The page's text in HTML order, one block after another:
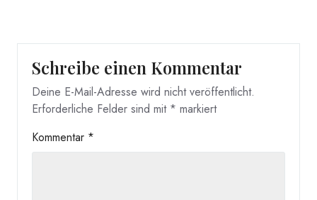
Schreibe einen Kommentar
Deine E-Mail-Adresse wird nicht veröffentlicht.
Erforderliche Felder sind mit * markiert
Kommentar *